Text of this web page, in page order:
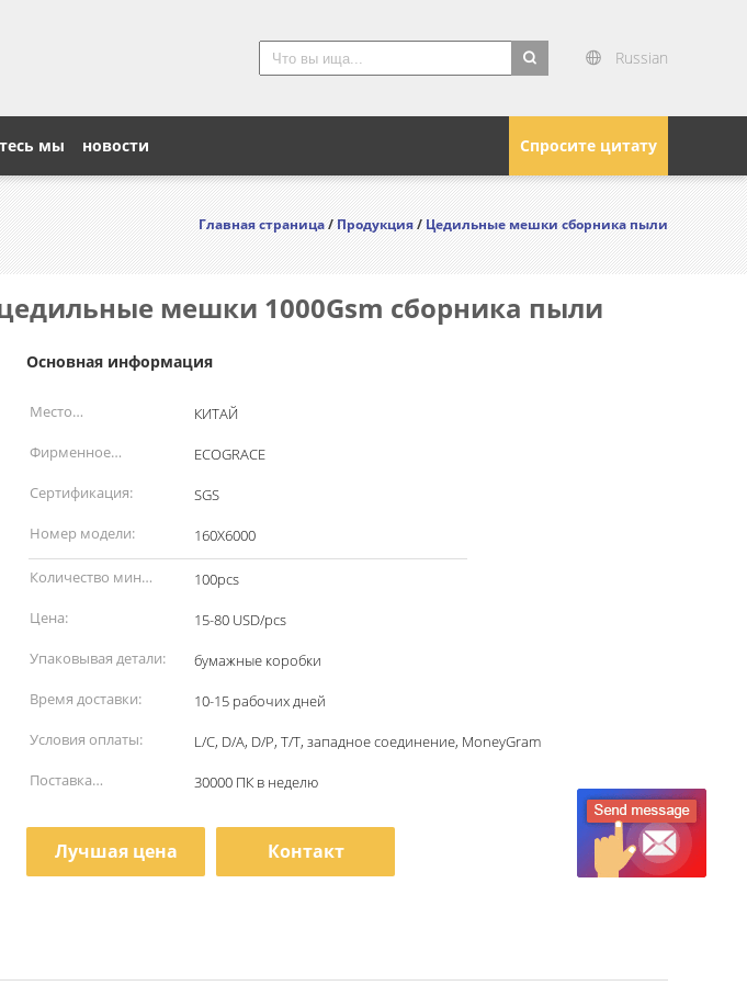
Russian
Спросите цитату
мы новости
Главная страница/Продукция/Цедильные мешки сборника пыли
мешки 1000Gsm сборника пыли
Основная информация
Место
происхождения:
КИТАЙ
Фирменное
наименование:
ECOGRACE
Сертификация:
SGS
Номер модели:
160X6000
Количество мин
заказа:
100pcs
Цена:
15-80 USD/pcs
Упаковывая детали:
бумажные коробки
Время доставки:
10-15 рабочих дней
Условия оплаты:
L/C, D/A, D/P, T/T, западное соединение, MoneyGram
Поставка
30000 ПК в неделю
Лучшая цена Контакт